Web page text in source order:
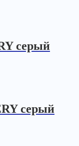
серый
серый